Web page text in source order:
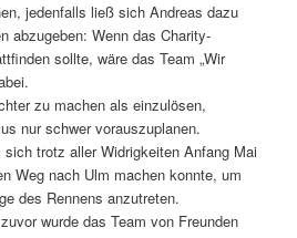
jedenfalls ließ sich Andreas dazu
abzugeben: Wenn das Charity-
sollte, wäre das Team „Wir
zu machen als einzulösen,
nur schwer vorauszuplanen.
trotz aller Widrigkeiten Anfang Mai
Weg nach Ulm machen konnte, um
des Rennens anzutreten.
wurde das Team von Freunden